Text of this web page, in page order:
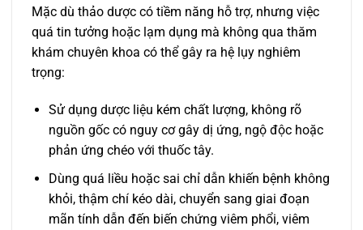
Mặc dù thảo dược có tiềm năng hỗ trợ, nhưng việc
quá tin tưởng hoặc lạm dụng mà không qua thăm
khám chuyên khoa có thể gây ra hệ lụy nghiêm
trọng:
Sử dụng dược liệu kém chất lượng, không rõ
nguồn gốc có nguy cơ gây dị ứng, ngộ độc hoặc
phản ứng chéo với thuốc tây.
Dùng quá liều hoặc sai chỉ dẫn khiến bệnh không
khỏi, thậm chí kéo dài, chuyển sang giai đoạn
mãn tính dẫn đến biến chứng viêm phổi, viêm